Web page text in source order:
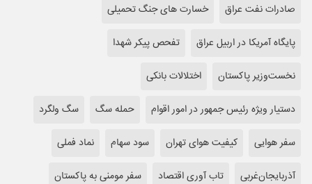
صادرات نفت عراق
خسارت های جنگ تحمیلی
پایگاه آمریکا در اربیل عراق
تفحص پیکر شهدا
نخست‌وزیر پاکستان
اختلالات بانکی
دستیار ویژه رئیس جمهور در امور اقوام
حمله سگ
سگ ولگرد
سفر هوایی
کیفیت هوای تهران سود سهام
نماد فملی
آذربایجان‌غربی
تاب آوری اقتصاد سفر مومنی به پاکستان